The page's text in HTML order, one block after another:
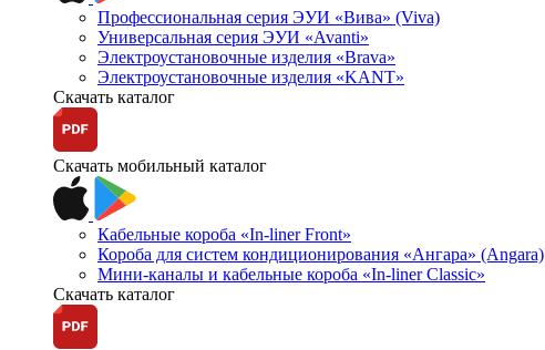
Профессиональная серия ЭУИ «Вива» (Viva)
Универсальная серия ЭУИ «Avanti»
Электроустановочные изделия «Brava»
Электроустановочные изделия «KANT»
Скачать каталог
Скачать мобильный каталог
Кабельные короба «In-liner Front»
Короба для систем кондиционирования «Ангара» (Angara)
Мини-каналы и кабельные короба «In-liner Classic»
Скачать каталог